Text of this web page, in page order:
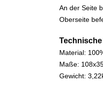
An der Seite
Oberseite
Technische
Material:
Maße:
Gewicht: